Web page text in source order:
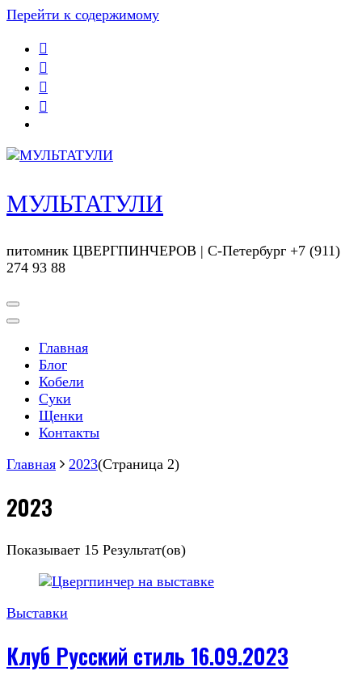
Перейти к содержимому
МУЛЬТАТУЛИ
питомник ЦВЕРГПИНЧЕРОВ | С-Петербург +7 (911)
274 93 88
Главная
Блог
Кобели
Суки
Щенки
Контакты
Главная
2023(Страница 2)
2023
Показывает 15 Результат(ов)
Выставки
Клуб Русский стиль 16.09.2023